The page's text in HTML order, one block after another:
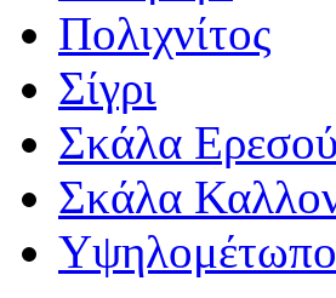
Πολιχνίτος
Σίγρι
Σκάλα Ερεσού
Σκάλα
Υψηλομέτωπο